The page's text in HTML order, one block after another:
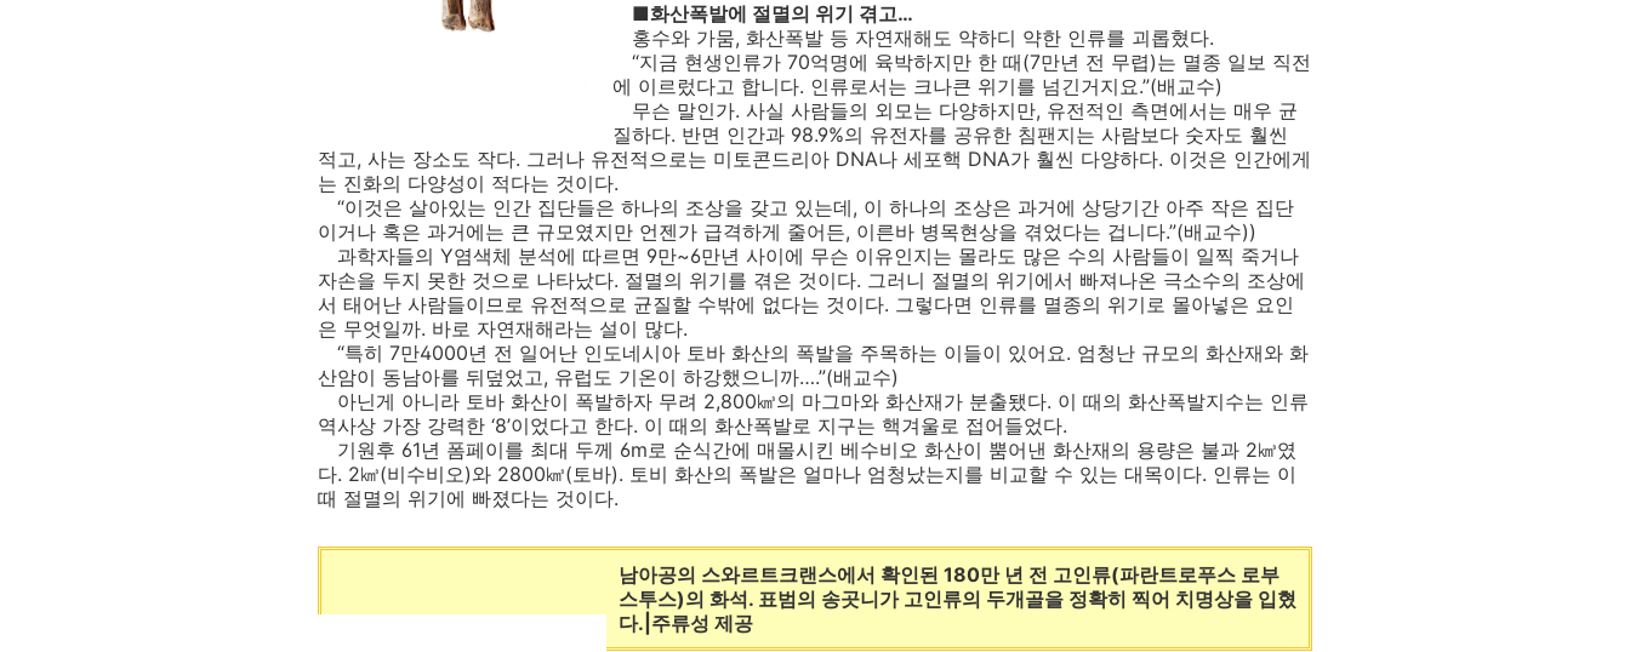
■화산폭발에 절멸의 위기 겪고…
홍수와 가뭄, 화산폭발 등 자연재해도 약하디 약한 인류를 괴롭혔다.
“지금 현생인류가 70억명에 육박하지만 한 때(7만년 전 무렵)는 멸종 일보 직전
에 이르렀다고 합니다. 인류로서는 크나큰 위기를 넘긴거지요.”(배교수)
무슨 말인가. 사실 사람들의 외모는 다양하지만, 유전적인 측면에서는 매우 균
질하다. 반면 인간과 98.9%의 유전자를 공유한 침팬지는 사람보다 숫자도 훨씬
적고, 사는 장소도 작다. 그러나 유전적으로는 미토콘드리아 DNA나 세포핵 DNA가 훨씬 다양하다. 이것은 인간에게
는 진화의 다양성이 적다는 것이다.
“이것은 살아있는 인간 집단들은 하나의 조상을 갖고 있는데, 이 하나의 조상은 과거에 상당기간 아주 작은 집단
이거나 혹은 과거에는 큰 규모였지만 언젠가 급격하게 줄어든, 이른바 병목현상을 겪었다는 겁니다.”(배교수))
과학자들의 Y염색체 분석에 따르면 9만~6만년 사이에 무슨 이유인지는 몰라도 많은 수의 사람들이 일찍 죽거나
자손을 두지 못한 것으로 나타났다. 절멸의 위기를 겪은 것이다. 그러니 절멸의 위기에서 빠져나온 극소수의 조상에
서 태어난 사람들이므로 유전적으로 균질할 수밖에 없다는 것이다. 그렇다면 인류를 멸종의 위기로 몰아넣은 요인
은 무엇일까. 바로 자연재해라는 설이 많다.
“특히 7만4000년 전 일어난 인도네시아 토바 화산의 폭발을 주목하는 이들이 있어요. 엄청난 규모의 화산재와 화
산암이 동남아를 뒤덮었고, 유럽도 기온이 하강했으니까….”(배교수)
아닌게 아니라 토바 화산이 폭발하자 무려 2,800㎦의 마그마와 화산재가 분출됐다. 이 때의 화산폭발지수는 인류
역사상 가장 강력한 ‘8’이었다고 한다. 이 때의 화산폭발로 지구는 핵겨울로 접어들었다.
기원후 61년 폼페이를 최대 두께 6m로 순식간에 매몰시킨 베수비오 화산이 뿜어낸 화산재의 용량은 불과 2㎦였
다. 2㎦(비수비오)와 2800㎦(토바). 토비 화산의 폭발은 얼마나 엄청났는지를 비교할 수 있는 대목이다. 인류는 이
때 절멸의 위기에 빠졌다는 것이다.
남아공의 스와르트크랜스에서 확인된 180만 년 전 고인류(파란트로푸스 로부
스투스)의 화석. 표범의 송곳니가 고인류의 두개골을 정확히 찍어 치명상을 입혔
다.|주류성 제공